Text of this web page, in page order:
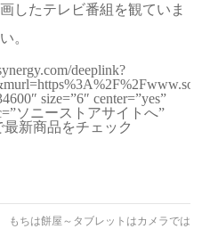
したテレビ番組を観ていま
。
deeplink?
size=”6″ center=”yes”
ソニーストアサイトへ”
最新商品をチェック
もちは餅屋～タブレットはカメラでは